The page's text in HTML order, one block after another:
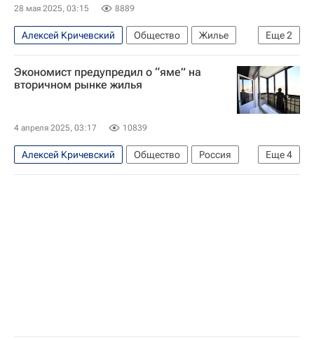
28 мая 2025, 03:15 8889
Еще2
Алексей Кричевский Общество
Жилье
Россия
Ипотека
Экономист предупредил о “яме” на
вторичном рынке жилья
4 апреля 2025, 03:17 10839
Еще4
Алексей Кричевский Общество
Россия
Жилье
Продажа
Налоги